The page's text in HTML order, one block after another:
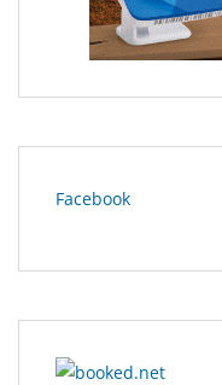
Ο Βασίλης
Facebook